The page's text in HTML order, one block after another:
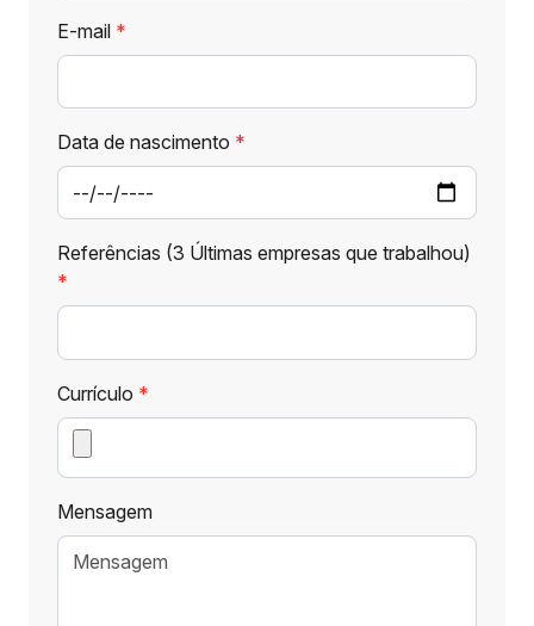
+55
E-mail
Data de nascimento
Referências (3 Últimas empresas que trabalhou)
Currículo
Mensagem